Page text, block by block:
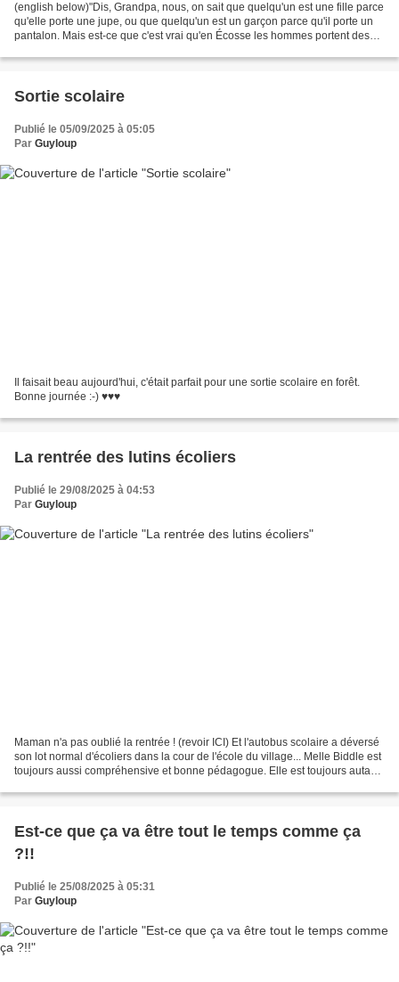
(english below)"Dis, Grandpa, nous, on sait que quelqu'un est une fille parce
qu'elle porte une jupe, ou que quelqu'un est un garçon parce qu'il porte un
pantalon. Mais est-ce que c'est vrai qu'en Écosse les hommes portent des
Sortie scolaire
Publié le 05/09/2025 à 05:05
Par Guyloup
Il faisait beau aujourd'hui, c'était parfait pour une sortie scolaire en forêt.
Bonne journée :-) ♥♥♥
La rentrée des lutins écoliers
Publié le 29/08/2025 à 04:53
Par Guyloup
Maman n'a pas oublié la rentrée ! (revoir ICI) Et l'autobus scolaire a déversé
son lot normal d'écoliers dans la cour de l'école du village... Melle Biddle est
toujours aussi compréhensive et bonne pédagogue. Elle est toujours autant
Est-ce que ça va être tout le temps comme ça
?!!
Publié le 25/08/2025 à 05:31
Par Guyloup